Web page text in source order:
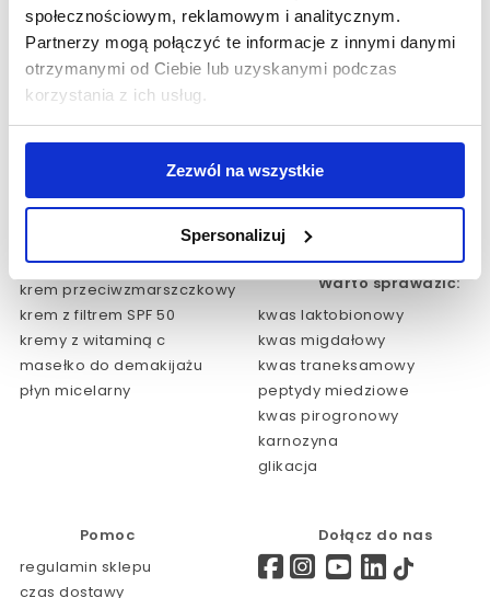
społecznościowym, reklamowym i analitycznym.
Partnerzy mogą połączyć te informacje z innymi danymi
otrzymanymi od Ciebie lub uzyskanymi podczas
korzystania z ich usług.
Zezwól na wszystkie
Spersonalizuj
O firmie
o nas
regulaminy
Polecane produkty:
krem przeciwzmarszczkowy
krem z filtrem SPF 50
kremy z witaminą c
masełko do demakijażu
płyn micelarny
Gdzie kupić
Salony Polska
Salony Zagranica
HOME EXPERT
NOWOŚCI
Warto sprawdzić:
kwas laktobionowy
kwas migdałowy
kwas traneksamowy
peptydy miedziowe
kwas pirogronowy
karnozyna
glikacja
Pomoc
regulamin sklepu
czas dostawy
Dołącz do nas